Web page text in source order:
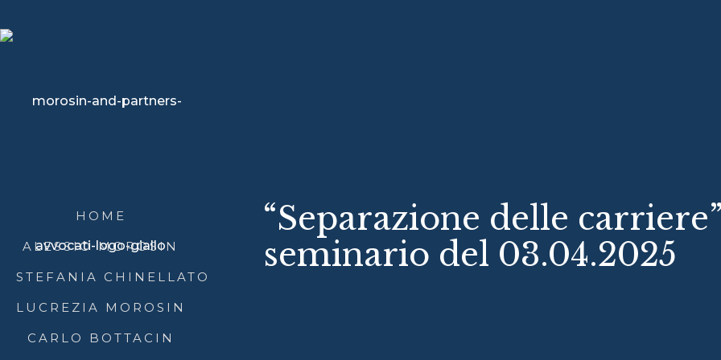
HOME
ALESSIO MOROSIN
STEFANIA CHINELLATO
LUCREZIA MOROSIN
CARLO BOTTACIN
“Separazione delle
seminario del 03.04.2025